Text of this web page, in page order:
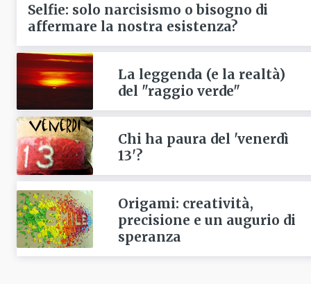
Selfie: solo narcisismo o bisogno di
affermare la nostra esistenza?
La leggenda (e la realtà)
del "raggio verde"
Chi ha paura del 'venerdì
13'?
Origami: creatività,
precisione e un augurio di
speranza